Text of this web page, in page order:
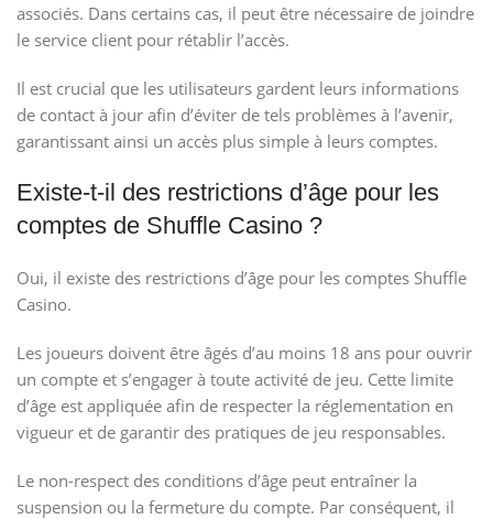
associés. Dans certains cas, il peut être nécessaire de joindre
le service client pour rétablir l’accès.
Il est crucial que les utilisateurs gardent leurs informations
de contact à jour afin d’éviter de tels problèmes à l’avenir,
garantissant ainsi un accès plus simple à leurs comptes.
Existe-t-il des restrictions d’âge pour les
comptes de Shuffle Casino ?
Oui, il existe des restrictions d’âge pour les comptes Shuffle
Casino.
Les joueurs doivent être âgés d’au moins 18 ans pour ouvrir
un compte et s’engager à toute activité de jeu. Cette limite
d’âge est appliquée afin de respecter la réglementation en
vigueur et de garantir des pratiques de jeu responsables.
Le non-respect des conditions d’âge peut entraîner la
suspension ou la fermeture du compte. Par conséquent, il